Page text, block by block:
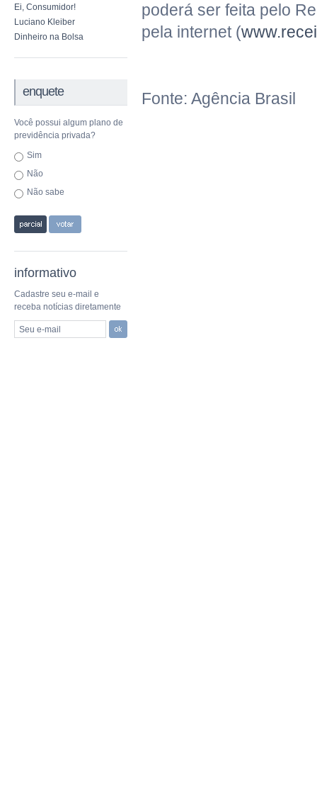
Ei, Consumidor!
Luciano Kleiber
Dinheiro na Bolsa
enquete
Você possui algum plano de
previdência privada?
Sim
Não
Não sabe
informativo
Cadastre seu e-mail e
receba notícias diretamente
Seu e-mail
poderá ser feita pelo
pela internet (
Fonte: Agência Brasil